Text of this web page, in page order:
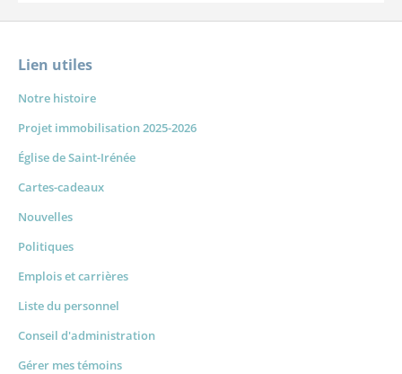
Lien utiles
Notre histoire
Projet immobilisation 2025-2026
Église de Saint-Irénée
Cartes-cadeaux
Nouvelles
Politiques
Emplois et carrières
Liste du personnel
Conseil d'administration
Gérer mes témoins